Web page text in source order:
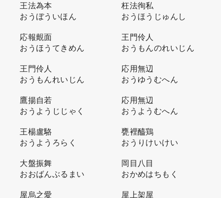
王法為本
おうぼういほん
枉法徇私
おうほうじゅんし
応報覿面
おうほうてきめん
王門伶人
おうもんのれいじん
王門伶人
おうもんれいじん
応用無辺
おうゆうむへん
鷹揚自若
おうようじじゃく
応用無辺
おうようむへん
王楊盧駱
おうようろらく
甕裡醯鶏
おうりけいけい
大盤振舞
おおばんぶるまい
岡目八目
おかめはちもく
屋烏之愛 屋上架屋